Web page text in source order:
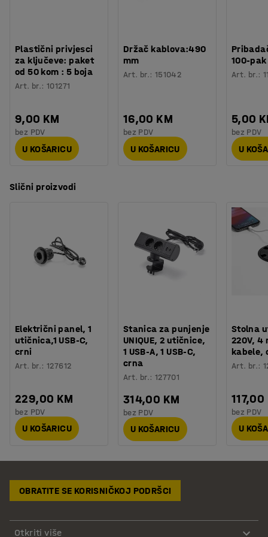
Plastični privjesci
za ključeve: paket
od 50 kom : 5 boja
Art. br.:101271
9,00 KM
bez PDV
U KOŠARICU
Držač kablova:490
mm
Art. br.: 151042
16,00 KM
bez PDV
U KOŠARICU
100-pak
Art. br.:
5,00
bez PDV
U
Slični proizvodi
Električni panel, 1
utičnica,1 USB-C,
crni
Art. br.:127612
229,00 KM
bez PDV
U KOŠARICU
Stanica za punjenje
UNIQUE, 2 utičnice,
1 USB-A, 1 USB-C,
crna
Art. br.: 127701
314,00 KM
bez PDV
U KOŠARICU
Stolna
220V, 4
kabele,
Art. br.:
117,00
bez PDV
U
OBRATITE SE KORISNIČKOJ PODRŠCI
Otkriti više